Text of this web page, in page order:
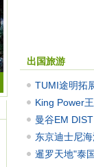
出国旅游
TUMI途明拓
King Power
节"庆典，将
曼谷EM
东京迪士尼
等设施详情
暹罗天地"泰